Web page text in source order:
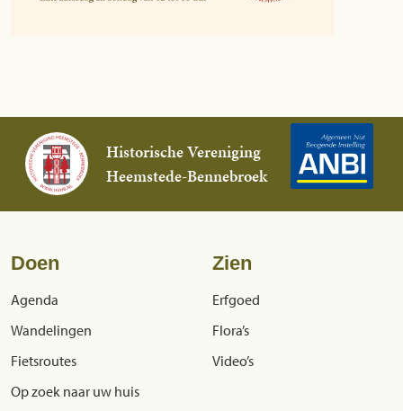
Historische Vereniging
Heemstede-Bennebroek
Doen
Agenda
Wandelingen
Fietsroutes
Op zoek naar uw huis
Zien
Erfgoed
Flora’s
Video’s